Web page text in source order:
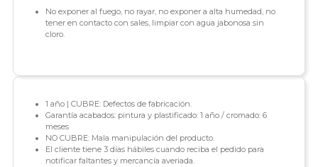
No exponer al fuego, no rayar, no exponer a alta humedad, no
tener en contacto con sales, limpiar con agua jabonosa sin
cloro.
1 año | CUBRE: Defectos de fabricación.
Garantía acabados: pintura y plastificado: 1 año / cromado: 6
meses
NO CUBRE: Mala manipulación del producto.
El cliente tiene 3 días hábiles cuando reciba el pedido para
notificar faltantes y mercancía averiada.